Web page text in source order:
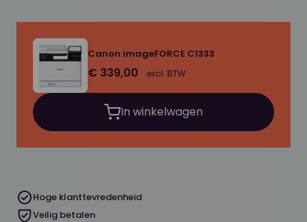
Canon imageFORCE C1333
€ 339,00 excl. BTW
In winkelwagen
Hoge klanttevredenheid
Veilig betalen